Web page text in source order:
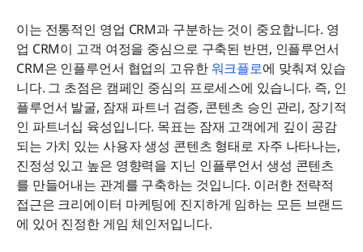
이는 전통적인 영업 CRM과 구분하는 것이 중요합니다. 영
업 CRM이 고객 여정을 중심으로 구축된 반면, 인플루언서
CRM은 인플루언서 협업의 고유한 워크플로에 맞춰져 있습
니다. 그 초점은 캠페인 중심의 프로세스에 있습니다. 즉, 인
플루언서 발굴, 잠재 파트너 검증, 콘텐츠 승인 관리, 장기적
인 파트너십 육성입니다. 목표는 잠재 고객에게 깊이 공감
되는 가치 있는 사용자 생성 콘텐츠 형태로 자주 나타나는,
진정성 있고 높은 영향력을 지닌 인플루언서 생성 콘텐츠
를 만들어내는 관계를 구축하는 것입니다. 이러한 전략적
접근은 크리에이터 마케팅에 진지하게 임하는 모든 브랜드
에 있어 진정한 게임 체인저입니다.